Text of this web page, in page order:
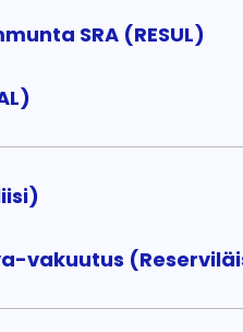
SRA (RESUL)
vakuutus